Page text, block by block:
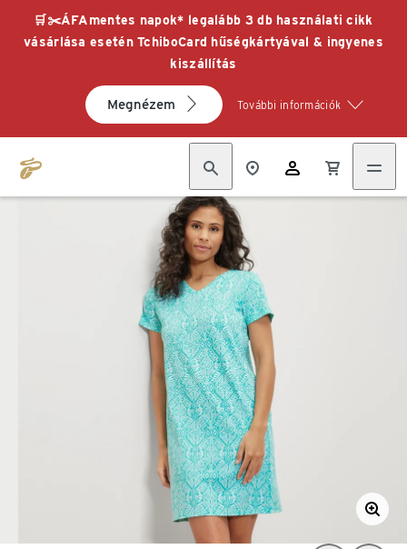
🛒✂️ÁFAmentes napok* legalább 3 db használati cikk
vásárlása esetén TchiboCard hűségkártyával & ingyenes
kiszállítás
Megnézem További információk